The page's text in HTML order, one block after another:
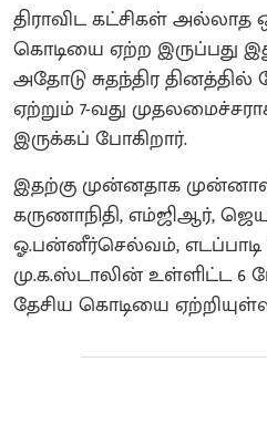
திராவிட கட்சிகள் அல்லாத
கொடியை ஏற்ற இருப்பது
அதோடு சுதந்திர
ஏற்றும் 7-வது
இருக்கப் போகிறார்.
இதற்கு முன்னதாக
கருணாநிதி, எம்ஜிஆர்,
ஓ.பன்னீர்செல்வம், எடப்பாடி
மு.க.ஸ்டாலின் உள்ளிட்ட 6
தேசிய கொடியை